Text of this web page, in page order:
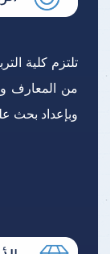
تلتزم كلية
من المعارف
وبإعداد بحث